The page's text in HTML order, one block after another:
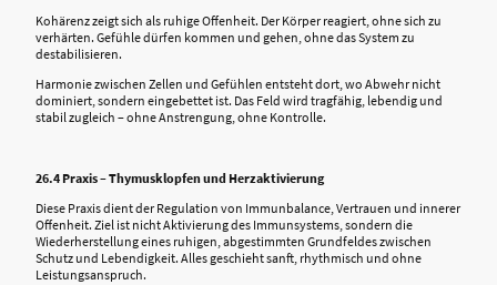
Kohärenz zeigt sich als ruhige Offenheit. Der Körper reagiert, ohne sich zu
verhärten. Gefühle dürfen kommen und gehen, ohne das System zu
destabilisieren.
Harmonie zwischen Zellen und Gefühlen entsteht dort, wo Abwehr nicht
dominiert, sondern eingebettet ist. Das Feld wird tragfähig, lebendig und
stabil zugleich – ohne Anstrengung, ohne Kontrolle.
26.4 Praxis – Thymusklopfen und Herzaktivierung
Diese Praxis dient der Regulation von Immunbalance, Vertrauen und innerer
Offenheit. Ziel ist nicht Aktivierung des Immunsystems, sondern die
Wiederherstellung eines ruhigen, abgestimmten Grundfeldes zwischen
Schutz und Lebendigkeit. Alles geschieht sanft, rhythmisch und ohne
Leistungsanspruch.